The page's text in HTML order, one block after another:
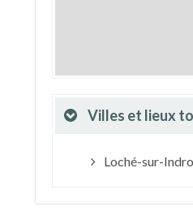
Villes et lieux
Loché-sur-